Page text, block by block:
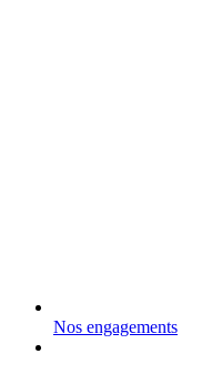
Nos engagements